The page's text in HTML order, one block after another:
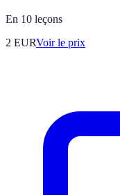
En 10 leçons
2 EURVoir le prix